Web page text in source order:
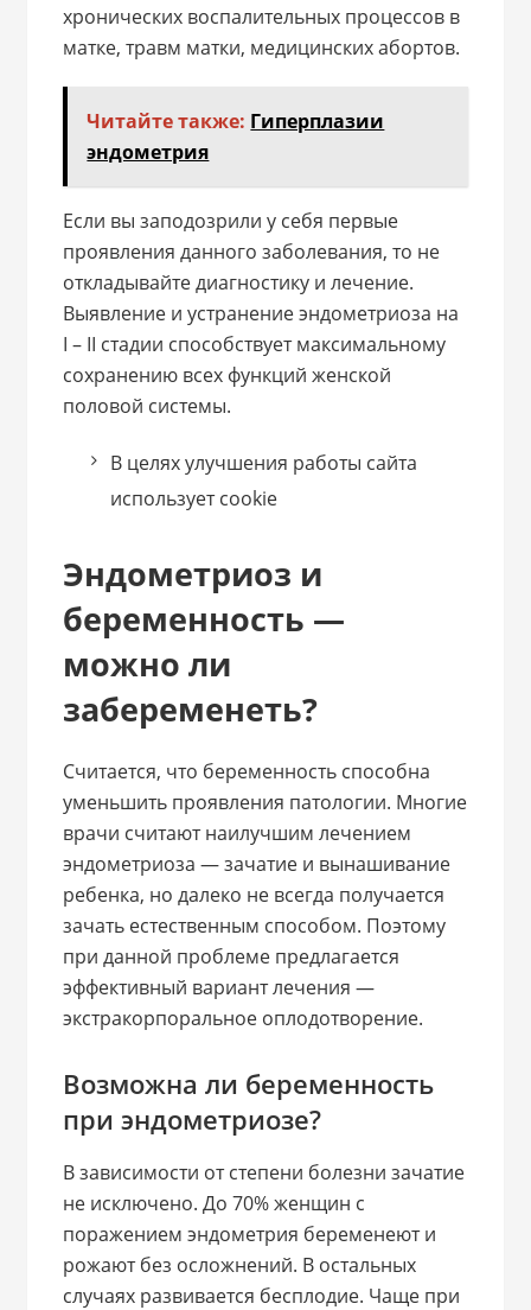
хронических воспалительных процессов в
матке, травм матки, медицинских абортов.
Читайте также: Гиперплазии
эндометрия
Если вы заподозрили у себя первые
проявления данного заболевания, то не
откладывайте диагностику и лечение.
Выявление и устранение эндометриоза на
I – II стадии способствует максимальному
сохранению всех функций женской
половой системы.
В целях улучшения работы сайта
использует cookie
Эндометриоз и
беременность —
можно ли
забеременеть?
Считается, что беременность способна
уменьшить проявления патологии. Многие
врачи считают наилучшим лечением
эндометриоза — зачатие и вынашивание
ребенка, но далеко не всегда получается
зачать естественным способом. Поэтому
при данной проблеме предлагается
эффективный вариант лечения —
экстракорпоральное оплодотворение.
Возможна ли беременность
при эндометриозе?
В зависимости от степени болезни зачатие
не исключено. До 70% женщин с
поражением эндометрия беременеют и
рожают без осложнений. В остальных
случаях развивается бесплодие. Чаще при